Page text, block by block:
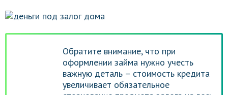
Обратите внимание, что при
оформлении займа нужно учесть
важную деталь – стоимость кредита
увеличивает обязательное